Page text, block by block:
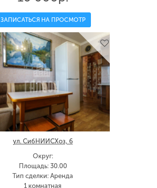
ЗАПИСАТЬСЯ НА ПРОСМОТР
ул. СибНИИСХоз, 6
Округ:
Площадь: 30.00
Тип сделки: Аренда
1 комнатная